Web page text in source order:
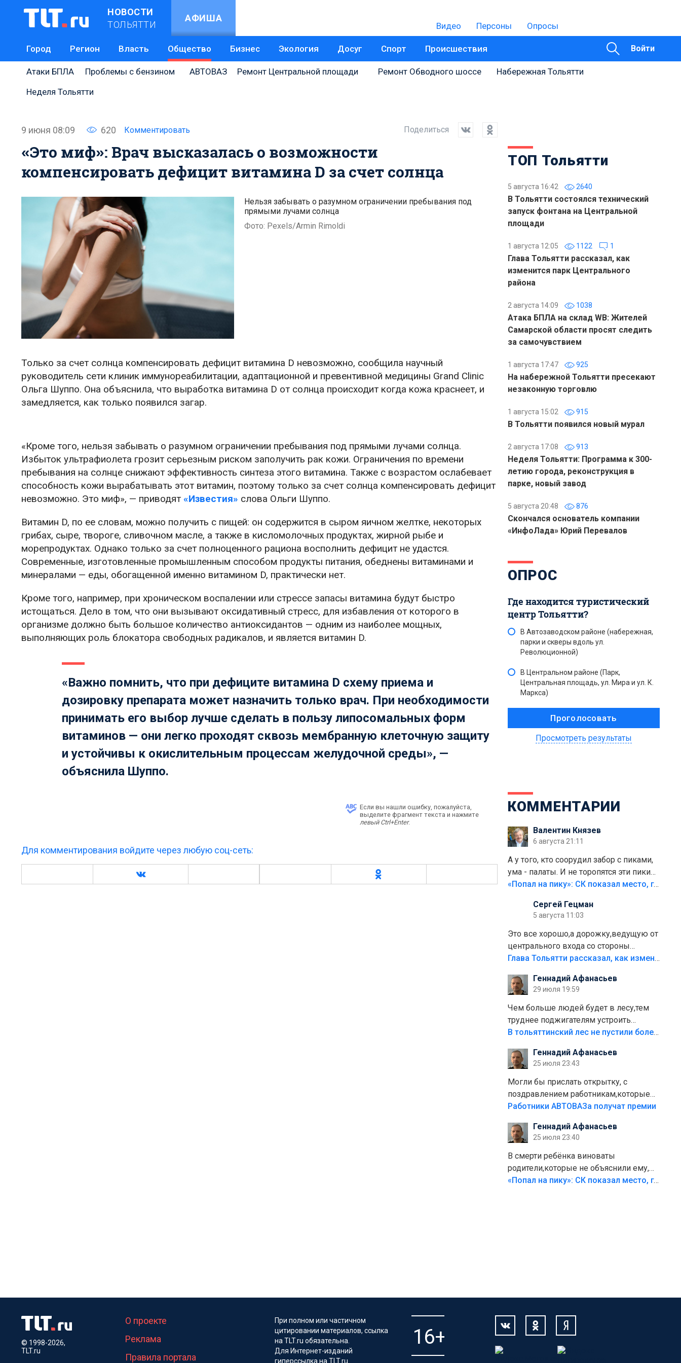
НОВОСТИ
ТОЛЬЯТТИ
АФИША
Видео Персоны Опросы
Город Регион Власть Общество Бизнес Экология Досуг Спорт Происшествия Войти
Атаки БПЛА Проблемы с бензином АВТОВАЗ Ремонт Центральной площади Ремонт Обводного шоссе
Набережная Тольятти
Неделя Тольятти
9 июня 08:09 620 Комментировать Поделиться
«Это миф»: Врач высказалась о возможности
компенсировать дефицит витамина D за счет солнца
Нельзя забывать о разумном ограничении пребывания под
прямыми лучами солнца
Фото: Pexels/Armin Rimoldi
Только за счет солнца компенсировать дефицит витамина D невозможно, сообщила научный
руководитель сети клиник иммунореабилитации, адаптационной и превентивной медицины Grand Clinic
Ольга Шуппо. Она объяснила, что выработка витамина D от солнца происходит когда кожа краснеет, и
замедляется, как только появился загар.
«Кроме того, нельзя забывать о разумном ограничении пребывания под прямыми лучами солнца.
Избыток ультрафиолета грозит серьезным риском заполучить рак кожи. Ограничения по времени
пребывания на солнце снижают эффективность синтеза этого витамина. Также с возрастом ослабевает
способность кожи вырабатывать этот витамин, поэтому только за счет солнца компенсировать дефицит
невозможно. Это миф», — приводят «Известия» слова Ольги Шуппо.
Витамин D, по ее словам, можно получить с пищей: он содержится в сыром яичном желтке, некоторых
грибах, сыре, твороге, сливочном масле, а также в кисломолочных продуктах, жирной рыбе и
морепродуктах. Однако только за счет полноценного рациона восполнить дефицит не удастся.
Современные, изготовленные промышленным способом продукты питания, обеднены витаминами и
минералами — еды, обогащенной именно витамином D, практически нет.
Кроме того, например, при хроническом воспалении или стрессе запасы витамина будут быстро
истощаться. Дело в том, что они вызывают оксидативный стресс, для избавления от которого в
организме должно быть большое количество антиоксидантов — одним из наиболее мощных,
выполняющих роль блокатора свободных радикалов, и является витамин D.
«Важно помнить, что при дефиците витамина D схему приема и
дозировку препарата может назначить только врач. При необходимости
принимать его выбор лучше сделать в пользу липосомальных форм
витаминов — они легко проходят сквозь мембранную клеточную защиту
и устойчивы к окислительным процессам желудочной среды», —
объяснила Шуппо.
Если вы нашли ошибку, пожалуйста,
выделите фрагмент текста и нажмите
левый Ctrl+Enter.
Для комментирования войдите через любую соц-сеть:
ТОП Тольятти
5 августа 16:42 2640
В Тольятти состоялся технический
запуск фонтана на Центральной
площади
1 августа 12:05 1122 1
Глава Тольятти рассказал, как
изменится парк Центрального
района
2 августа 14:09 1038
Атака БПЛА на склад WB: Жителей
Самарской области просят следить
за самочувствием
1 августа 17:47 925
На набережной Тольятти пресекают
незаконную торговлю
1 августа 15:02 915
В Тольятти появился новый мурал
2 августа 17:08 913
Неделя Тольятти: Программа к 300-
летию города, реконструкция в
парке, новый завод
5 августа 20:48 876
Скончался основатель компании
«ИнфоЛада» Юрий Перевалов
ОПРОС
Где находится туристический
центр Тольятти?
В Автозаводском районе (набережная,
парки и скверы вдоль ул.
Революционной)
В Центральном районе (Парк,
Центральная площадь, ул. Мира и ул. К.
Маркса)
Просмотреть результаты
КОММЕНТАРИИ
Валентин Князев
6 августа 21:11
А у того, кто соорудил забор с пиками,
ума - палаты. И не торопятся эти пики
срезать
«Попал на пику»: СК показал место, где был смертельно травмирован ребенок в Тольятти
Сергей Гецман
5 августа 11:03
Это все хорошо,а дорожку,ведущую от
центрального входа со стороны
кафе"Мираж" к аттракционам слабо
плитки не хватило,т.к.осенью и зимой
лежала в парке и испортилась.Да
еще,видимо,часть украли.
Глава Тольятти рассказал, как изменится парк Центрального района
Геннадий Афанасьев
29 июля 19:59
Чем больше людей будет в лесу,тем
труднее поджигателям устроить
пожар.Тех кто разводит костры,тех
полно стоит,почему водители всё
равно едут в лес? Штрафы мизерные.
В тольяттинский лес не пустили более тысячи автомобилей
Геннадий Афанасьев
25 июля 23:43
Могли бы прислать открытку, с
поздравлением работникам,которые
больше сорока лет отработали на
Работники АВТОВАЗа получат премии
Геннадий Афанасьев
25 июля 23:40
В смерти ребёнка виноваты
родители,которые не объяснили ему,
что такое хорошо и что такое плохо!
«Попал на пику»: СК показал место, где был смертельно травмирован ребенок в Тольятти
© 1998-2026,
TLT.ru
О проекте
Реклама
Правила портала
При полном или частичном
цитировании материалов, ссылка
на TLT.ru обязательна.
Для Интернет-изданий
гиперссылка на TLT.ru